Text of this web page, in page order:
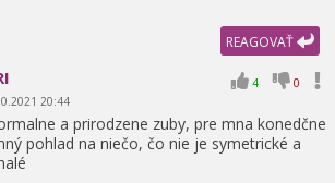
REAGOVAŤ
4 0
20:44
a prirodzene zuby, pre mna konedčne
pohlad na niečo, čo nie je symetrické a